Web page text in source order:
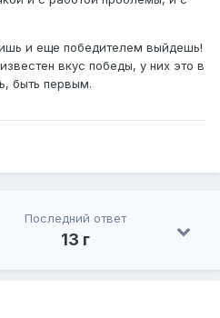
и еще победителем выйдешь!
вкус победы, у них это в
быть первым.
Последний ответ
13 г